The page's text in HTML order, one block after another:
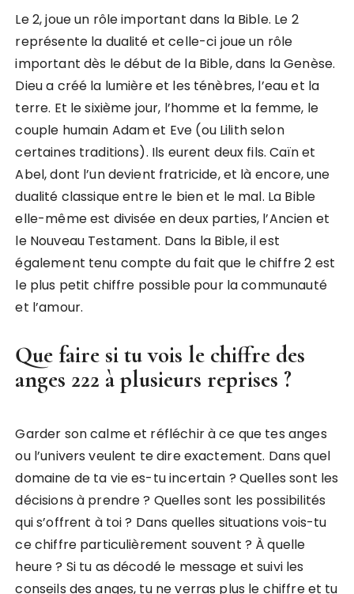
Le 2, joue un rôle important dans la Bible. Le 2
représente la dualité et celle-ci joue un rôle
important dès le début de la Bible, dans la Genèse.
Dieu a créé la lumière et les ténèbres, l’eau et la
terre. Et le sixième jour, l’homme et la femme, le
couple humain Adam et Eve (ou Lilith selon
certaines traditions). Ils eurent deux fils. Caïn et
Abel, dont l’un devient fratricide, et là encore, une
dualité classique entre le bien et le mal. La Bible
elle-même est divisée en deux parties, l’Ancien et
le Nouveau Testament. Dans la Bible, il est
également tenu compte du fait que le chiffre 2 est
le plus petit chiffre possible pour la communauté
et l’amour.
Que faire si tu vois le chiffre des
anges 222 à plusieurs reprises ?
Garder son calme et réfléchir à ce que tes anges
ou l’univers veulent te dire exactement. Dans quel
domaine de ta vie es-tu incertain ? Quelles sont les
décisions à prendre ? Quelles sont les possibilités
qui s’offrent à toi ? Dans quelles situations vois-tu
ce chiffre particulièrement souvent ? À quelle
heure ? Si tu as décodé le message et suivi les
conseils des anges, tu ne verras plus le chiffre et tu